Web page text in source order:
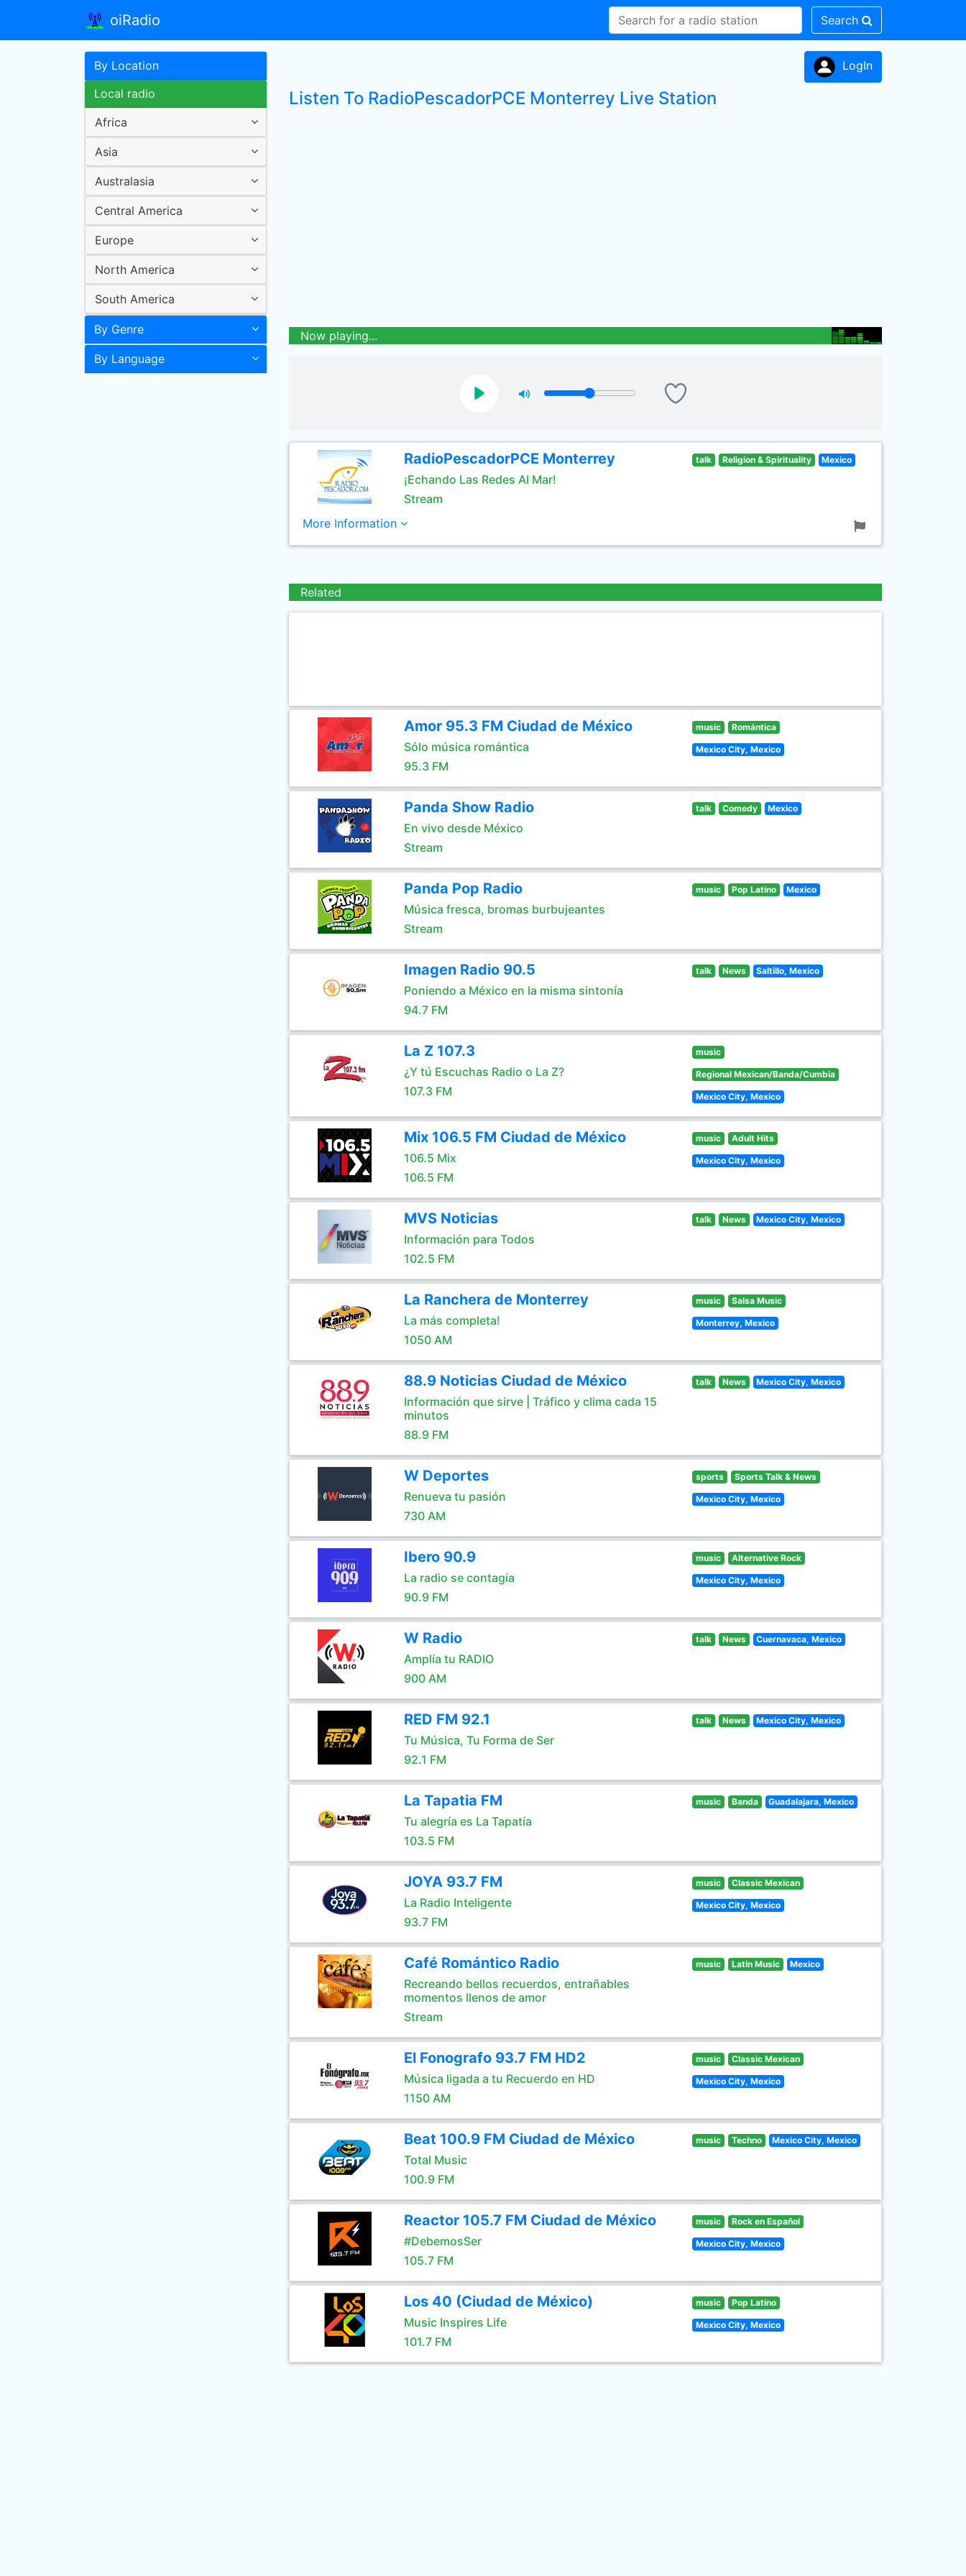
oiRadio Search
By Location
Local radio
Africa
Asia
Australasia
Central America
Europe
North America
South America
By Genre
By Language
LogIn
Listen To RadioPescadorPCE Monterrey Live Station
Now playing...
RadioPescadorPCE Monterrey
¡Echando Las Redes Al Mar!
Stream
talk Religion & Spirituality Mexico
More Information
Related
Amor 95.3 FM Ciudad de México
Sólo música romántica
95.3 FM
music Romántica
Mexico City, Mexico
Panda Show Radio
En vivo desde México
Stream
talk Comedy Mexico
Panda Pop Radio
Música fresca, bromas burbujeantes
Stream
music Pop Latino Mexico
Imagen Radio 90.5
Poniendo a México en la misma sintonía
94.7 FM
talk News Saltillo, Mexico
La Z 107.3
¿Y tú Escuchas Radio o La Z?
107.3 FM
music
Regional Mexican/Banda/Cumbia
Mexico City, Mexico
Mix 106.5 FM Ciudad de México
106.5 Mix
106.5 FM
music Adult Hits
Mexico City, Mexico
MVS Noticias
Información para Todos
102.5 FM
talk News Mexico City, Mexico
La Ranchera de Monterrey
La más completa!
1050 AM
music Salsa Music
Monterrey, Mexico
88.9 Noticias Ciudad de México
Información que sirve | Tráfico y clima cada 15
minutos
88.9 FM
talk News Mexico City, Mexico
W Deportes
Renueva tu pasión
730 AM
sports Sports Talk & News
Mexico City, Mexico
Ibero 90.9
La radio se contagia
90.9 FM
music Alternative Rock
Mexico City, Mexico
W Radio
Amplía tu RADIO
900 AM
talk News Cuernavaca, Mexico
RED FM 92.1
Tu Música, Tu Forma de Ser
92.1 FM
talk News Mexico City, Mexico
La Tapatia FM
Tu alegría es La Tapatía
103.5 FM
music Banda Guadalajara, Mexico
JOYA 93.7 FM
La Radio Inteligente
93.7 FM
music Classic Mexican
Mexico City, Mexico
Café Romántico Radio
Recreando bellos recuerdos, entrañables
momentos llenos de amor
Stream
music Latin Music Mexico
El Fonografo 93.7 FM HD2
Música ligada a tu Recuerdo en HD
1150 AM
music Classic Mexican
Mexico City, Mexico
Beat 100.9 FM Ciudad de México
Total Music
100.9 FM
music Techno Mexico City, Mexico
Reactor 105.7 FM Ciudad de México
#DebemosSer
105.7 FM
music Rock en Español
Mexico City, Mexico
Los 40 (Ciudad de México)
Music Inspires Life
101.7 FM
music Pop Latino
Mexico City, Mexico